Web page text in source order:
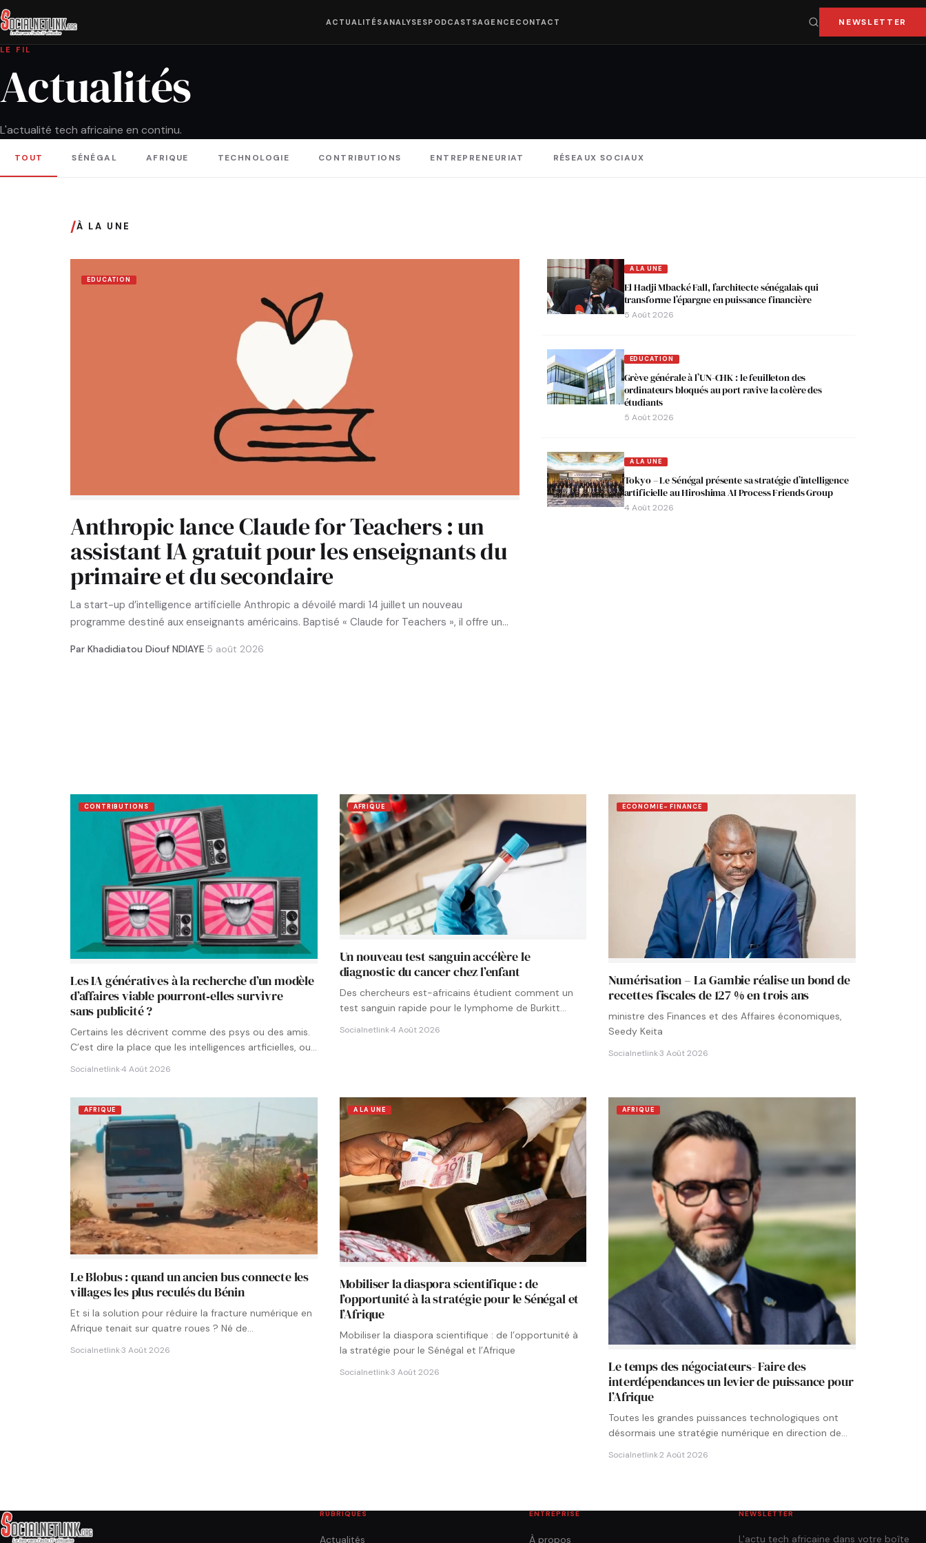
ACTUALITÉSANALYSESPODCASTSAGENCE CONTACT NEWSLETTER
LE FIL
Actualités
L'actualité tech africaine en continu.
TOUT SÉNÉGAL AFRIQUE TECHNOLOGIE CONTRIBUTIONS ENTREPRENEURIAT RÉSEAUX SOCIAUX
/À LA UNE
EDUCATION
Anthropic lance Claude for Teachers : un
assistant IA gratuit pour les enseignants du
primaire et du secondaire
La start-up d’intelligence artificielle Anthropic a dévoilé mardi 14 juillet un nouveau
programme destiné aux enseignants américains. Baptisé « Claude for Teachers », il offre un…
Par Khadidiatou Diouf NDIAYE·5 août 2026
A LA UNE
El Hadji Mbacké Fall, l’architecte sénégalais qui
transforme l’épargne en puissance financière
5 Août 2026
EDUCATION
Grève générale à l’UN-CHK : le feuilleton des
ordinateurs bloqués au port ravive la colère des
étudiants
5 Août 2026
A LA UNE
Tokyo – Le Sénégal présente sa stratégie d’intelligence
artificielle au Hiroshima AI Process Friends Group
4 Août 2026
CONTRIBUTIONS
Les IA génératives à la recherche d’un modèle
d’affaires viable pourront‑elles survivre
sans publicité ?
Certains les décrivent comme des psys ou des amis.
C’est dire la place que les intelligences artficielles, ou…
Socialnetlink·4 Août 2026
AFRIQUE
Un nouveau test sanguin accélère le
diagnostic du cancer chez l’enfant
Des chercheurs est-africains étudient comment un
test sanguin rapide pour le lymphome de Burkitt
Socialnetlink·4 Août 2026
ECONOMIE- FINANCE
Numérisation – La Gambie réalise un bond de
recettes fiscales de 127 % en trois ans
ministre des Finances et des Affaires économiques,
Seedy Keita
Socialnetlink·3 Août 2026
AFRIQUE
Le Blobus : quand un ancien bus connecte les
villages les plus reculés du Bénin
Et si la solution pour réduire la fracture numérique en
Afrique tenait sur quatre roues ? Né de…
Socialnetlink·3 Août 2026
A LA UNE
Mobiliser la diaspora scientifique : de
l’opportunité à la stratégie pour le Sénégal et
l’Afrique
Mobiliser la diaspora scientifique : de l’opportunité à
la stratégie pour le Sénégal et l’Afrique
Socialnetlink·3 Août 2026
AFRIQUE
Le temps des négociateurs- Faire des
interdépendances un levier de puissance pour
l’Afrique
Toutes les grandes puissances technologiques ont
désormais une stratégie numérique en direction de
Socialnetlink·2 Août 2026
RUBRIQUES
Actualités
ENTREPRISE
À propos
NEWSLETTER
L'actu tech africaine dans votre boîte